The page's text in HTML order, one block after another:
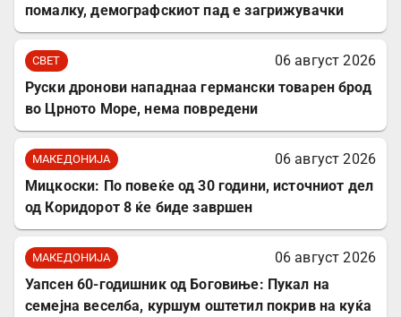
помалку, демографскиот пад е загрижувачки
СВЕТ
06 август 2026
Руски дронови нападнаа германски товарен брод
во Црното Море, нема повредени
МАКЕДОНИЈА
06 август 2026
Мицкоски: По повеќе од 30 години, источниот дел
од Коридорот 8 ќе биде завршен
МАКЕДОНИЈА
06 август 2026
Уапсен 60-годишник од Боговиње: Пукал на
семејна веселба, куршум оштетил покрив на куќа